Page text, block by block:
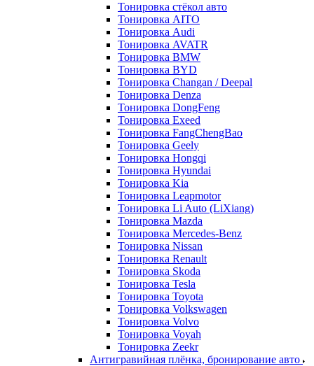
Тонировка стёкол авто
Тонировка AITO
Тонировка Audi
Тонировка AVATR
Тонировка BMW
Тонировка BYD
Тонировка Changan / Deepal
Тонировка Denza
Тонировка DongFeng
Тонировка Exeed
Тонировка FangChengBao
Тонировка Geely
Тонировка Hongqi
Тонировка Hyundai
Тонировка Kia
Тонировка Leapmotor
Тонировка Li Auto (LiXiang)
Тонировка Mazda
Тонировка Mercedes-Benz
Тонировка Nissan
Тонировка Renault
Тонировка Skoda
Тонировка Tesla
Тонировка Toyota
Тонировка Volkswagen
Тонировка Volvo
Тонировка Voyah
Тонировка Zeekr
Антигравийная плёнка, бронирование авто